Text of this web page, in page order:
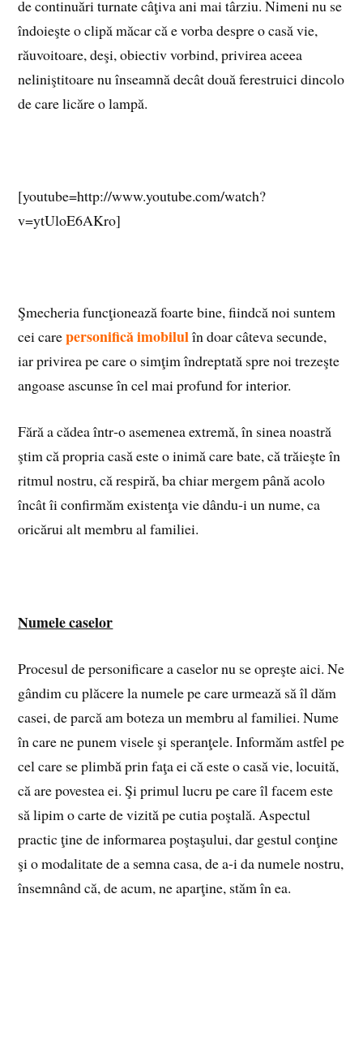
de continuări turnate câţiva ani mai târziu. Nimeni nu se
îndoieşte o clipă măcar că e vorba despre o casă vie,
răuvoitoare, deşi, obiectiv vorbind, privirea aceea
neliniştitoare nu înseamnă decât două ferestruici dincolo
de care licăre o lampă.
[youtube=http://www.youtube.com/watch?
v=ytUloE6AKro]
Şmecheria funcţionează foarte bine, fiindcă noi suntem
cei carepersonifică imobilulîn doar câteva secunde,
iar privirea pe care o simţim îndreptată spre noi trezeşte
angoase ascunse în cel mai profund for interior.
Fără a cădea într‑o asemenea extremă, în sinea noastră
ştim că propria casă este o inimă care bate, că trăieşte în
ritmul nostru, că respiră, ba chiar mergem până acolo
încât îi confirmăm existenţa vie dându‑i un nume, ca
oricărui alt membru al familiei.
Numele caselor
Procesul de personificare a caselor nu se opreşte aici. Ne
gândim cu plăcere la numele pe care urmează să îl dăm
casei, de parcă am boteza un membru al familiei. Nume
în care ne punem visele şi speranţele. Informăm astfel pe
cel care se plimbă prin faţa ei că este o casă vie, locuită,
că are povestea ei. Şi primul lucru pe care îl facem este
să lipim o carte de vizită pe cutia poştală. Aspectul
practic ţine de informarea poştaşului, dar gestul conţine
şi o modalitate de a semna casa, de a‑i da numele nostru,
însemnând că, de acum, ne aparţine, stăm în ea.